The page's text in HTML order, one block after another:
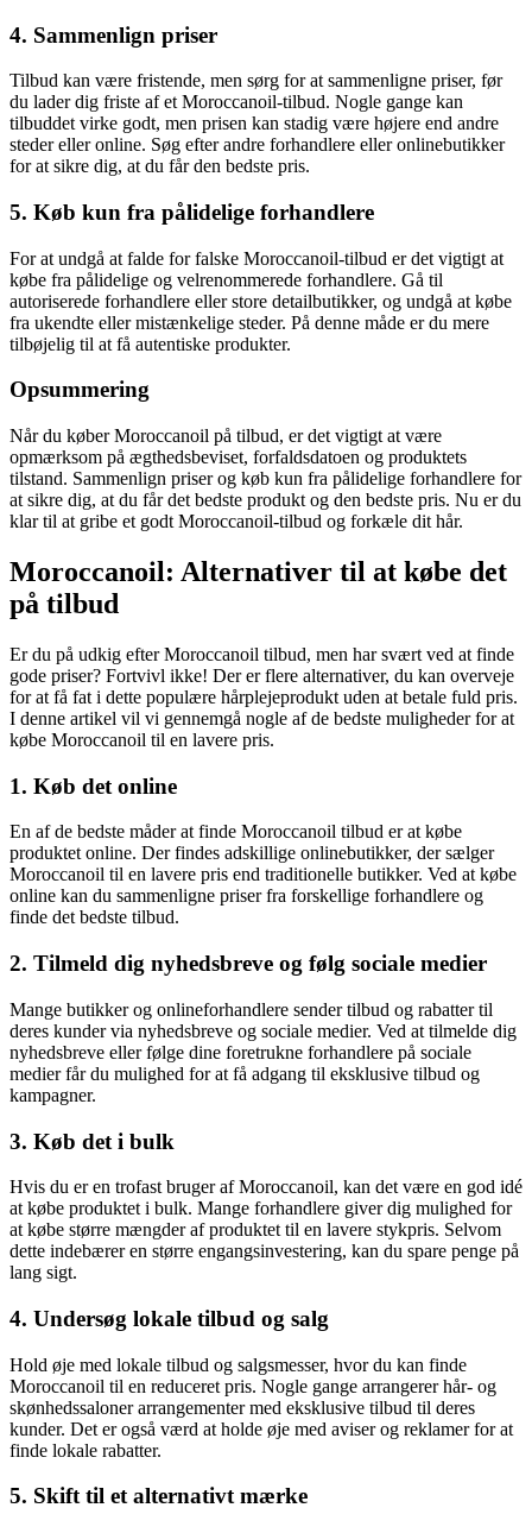
4. Sammenlign priser
Tilbud kan være fristende, men sørg for at sammenligne priser, før
du lader dig friste af et Moroccanoil-tilbud. Nogle gange kan
tilbuddet virke godt, men prisen kan stadig være højere end andre
steder eller online. Søg efter andre forhandlere eller onlinebutikker
for at sikre dig, at du får den bedste pris.
5. Køb kun fra pålidelige forhandlere
For at undgå at falde for falske Moroccanoil-tilbud er det vigtigt at
købe fra pålidelige og velrenommerede forhandlere. Gå til
autoriserede forhandlere eller store detailbutikker, og undgå at købe
fra ukendte eller mistænkelige steder. På denne måde er du mere
tilbøjelig til at få autentiske produkter.
Opsummering
Når du køber Moroccanoil på tilbud, er det vigtigt at være
opmærksom på ægthedsbeviset, forfaldsdatoen og produktets
tilstand. Sammenlign priser og køb kun fra pålidelige forhandlere for
at sikre dig, at du får det bedste produkt og den bedste pris. Nu er du
klar til at gribe et godt Moroccanoil-tilbud og forkæle dit hår.
Moroccanoil: Alternativer til at købe det
på tilbud
Er du på udkig efter Moroccanoil tilbud, men har svært ved at finde
gode priser? Fortvivl ikke! Der er flere alternativer, du kan overveje
for at få fat i dette populære hårplejeprodukt uden at betale fuld pris.
I denne artikel vil vi gennemgå nogle af de bedste muligheder for at
købe Moroccanoil til en lavere pris.
1. Køb det online
En af de bedste måder at finde Moroccanoil tilbud er at købe
produktet online. Der findes adskillige onlinebutikker, der sælger
Moroccanoil til en lavere pris end traditionelle butikker. Ved at købe
online kan du sammenligne priser fra forskellige forhandlere og
finde det bedste tilbud.
2. Tilmeld dig nyhedsbreve og følg sociale medier
Mange butikker og onlineforhandlere sender tilbud og rabatter til
deres kunder via nyhedsbreve og sociale medier. Ved at tilmelde dig
nyhedsbreve eller følge dine foretrukne forhandlere på sociale
medier får du mulighed for at få adgang til eksklusive tilbud og
kampagner.
3. Køb det i bulk
Hvis du er en trofast bruger af Moroccanoil, kan det være en god idé
at købe produktet i bulk. Mange forhandlere giver dig mulighed for
at købe større mængder af produktet til en lavere stykpris. Selvom
dette indebærer en større engangsinvestering, kan du spare penge på
lang sigt.
4. Undersøg lokale tilbud og salg
Hold øje med lokale tilbud og salgsmesser, hvor du kan finde
Moroccanoil til en reduceret pris. Nogle gange arrangerer hår- og
skønhedssaloner arrangementer med eksklusive tilbud til deres
kunder. Det er også værd at holde øje med aviser og reklamer for at
finde lokale rabatter.
5. Skift til et alternativt mærke